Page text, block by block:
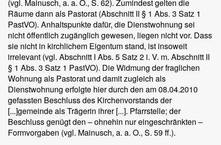
(vgl. Mainusch, a. a. O., S. 62). Zumindest gelten die
Räume dann als Pastorat (Abschnitt II § 1 Abs. 3 Satz 1
PastVO). Anhaltspunkte dafür, die Dienstwohnung sei
nicht öffentlich zugänglich gewesen, liegen nicht vor. Dass
sie nicht in kirchlichem Eigentum stand, ist insoweit
irrelevant (vgl. Abschnitt I Abs. 5 Satz 2 i. V. m. Abschnitt II
§ 1 Abs. 3 Satz 1 PastVO). Die Widmung der fraglichen
Wohnung als Pastorat und damit zugleich als
Dienstwohnung erfolgte hier durch den am 08.04.2010
gefassten Beschluss des Kirchenvorstands der
[...]gemeinde als Trägerin ihrer [...]. Pfarrstelle; der
Beschluss genügt den – ohnehin nur eingeschränkten –
Formvorgaben (vgl. Mainusch, a. a. O., S. 59 ff.).